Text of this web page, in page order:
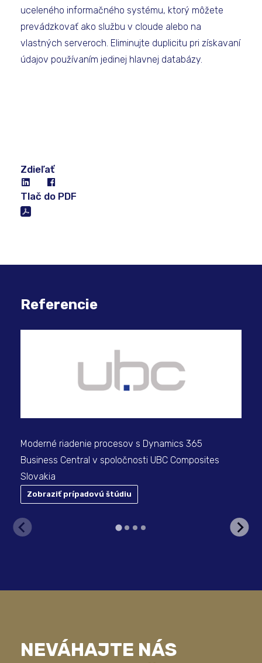
uceleného informačného systému, ktorý môžete
prevádzkovať ako službu v cloude alebo na
vlastných serveroch. Eliminujte duplicitu pri získavaní
údajov používaním jedinej hlavnej databázy.
Zdieľať
Tlač do PDF
Referencie
Moderné riadenie procesov s Dynamics 365
Business Central v spoločnosti UBC Composites
Slovakia
Zobraziť prípadovú štúdiu
NEVÁHAJTE NÁS